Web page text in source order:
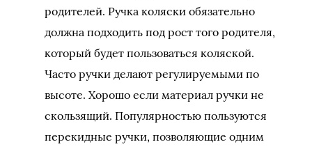
родителей. Ручка коляски обязательно
должна подходить под рост того родителя,
который будет пользоваться коляской.
Часто ручки делают регулируемыми по
высоте. Хорошо если материал ручки не
скользящий. Популярностью пользуются
перекидные ручки, позволяющие одним